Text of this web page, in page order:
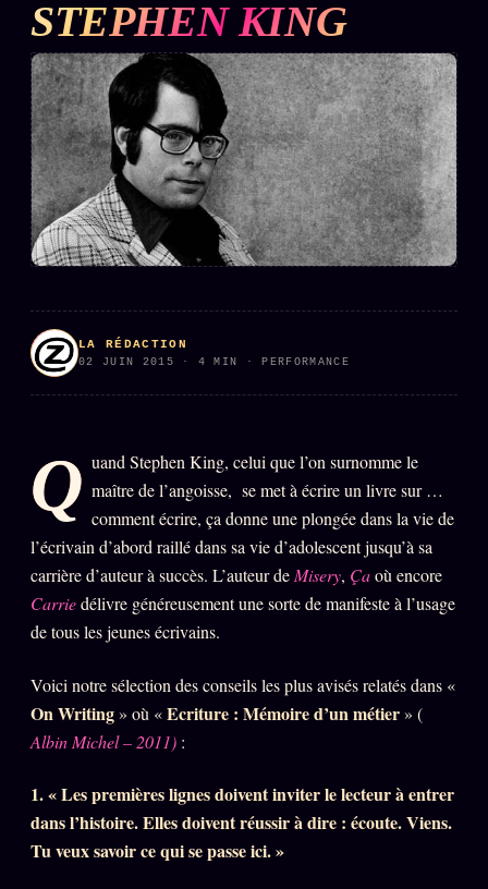
N L'ARCHIVE
✉ INSCRIPTION À LA NEWSLETTER
Rubriques éditoriales10 088 articles
TOUTES LES RUBRIQUES →
RENSEIGNEMENT
TENDANCES
ALT NEWS GOSSIP
PRÉDICTIONS INFOFICTION
12 PRODUITS
Oracle z/S
Oracle Analyse
Oracle Éclair
Oracle Couples
STEPHEN KING
LA RÉDACTION
02 JUIN 2015 · 4 MIN · PERFORMANCE
Q uand Stephen King, celui que l’on surnomme le
maître de l’angoisse, se met à écrire un livre sur …
comment écrire, ça donne une plongée dans la vie de
l’écrivain d’abord raillé dans sa vie d’adolescent jusqu’à sa
carrière d’auteur à succès. L’auteur deMisery, Çaoù encore
Carriedélivre généreusement une sorte de manifeste à l’usage
de tous les jeunes écrivains.
Voici notre sélection des conseils les plus avisés relatés dans «
On Writing» où «Ecriture : Mémoire d’un métier» (
Albin Michel – 2011) :
1. « Les premières lignes doivent inviter le lecteur à entrer
dans l’histoire. Elles doivent réussir à dire : écoute. Viens.
Tu veux savoir ce qui se passe ici. »